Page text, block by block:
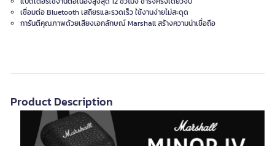
เชื่อมต่อ Bluetooth เสถียรและรวดเร็ว ใช้งานง่ายไม่สะดุด
การันตีคุณภาพด้วยเสียงเอกลักษณ์ Marshall สร้างความน่าเชื่อถือ
Product Description